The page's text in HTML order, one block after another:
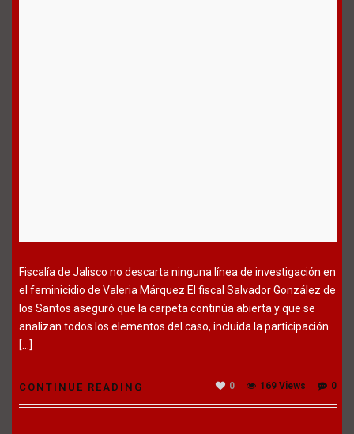
Fiscalía de Jalisco no descarta ninguna línea de investigación en
el feminicidio de Valeria Márquez El fiscal Salvador González de
los Santos aseguró que la carpeta continúa abierta y que se
analizan todos los elementos del caso, incluida la participación
[…]
CONTINUE READING 0
169 Views
0